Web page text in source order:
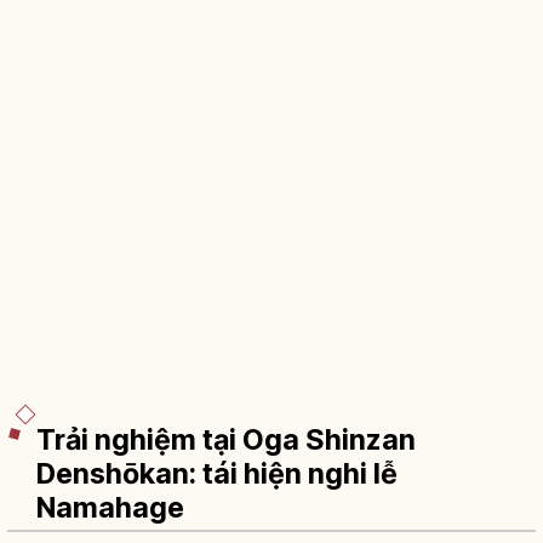
Trải nghiệm tại Oga Shinzan
Denshōkan: tái hiện nghi lễ
Namahage